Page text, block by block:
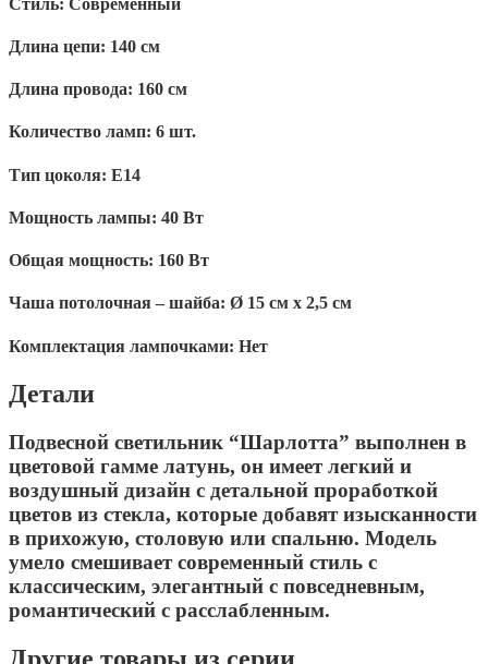
Длина цепи: 140 см
Длина провода: 160 см
Количество ламп: 6 шт.
Тип цоколя: E14
Мощность лампы: 40 Вт
Общая мощность: 160 Вт
Чаша потолочная – шайба: Ø 15 см х 2,5 см
Комплектация лампочками: Нет
Детали
Подвесной светильник “Шарлотта” выполнен в
цветовой гамме латунь, он имеет легкий и
воздушный дизайн с детальной проработкой
цветов из стекла, которые добавят изысканности
в прихожую, столовую или спальню. Модель
умело смешивает современный стиль с
классическим, элегантный с повседневным,
романтический с расслабленным.
Другие товары из серии